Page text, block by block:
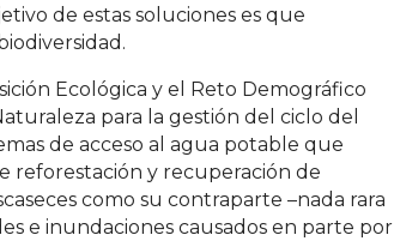
de estas soluciones es que
Ecológica y el Reto Demográfico
para la gestión del ciclo del
de acceso al agua potable que
reforestación y recuperación de
como su contraparte –nada rara
e inundaciones causados en parte por